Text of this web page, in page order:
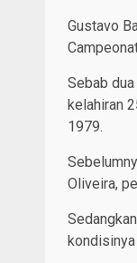
Gustavo
Sebab
kelahiran
1979.
Oliveira,
Sedangkan